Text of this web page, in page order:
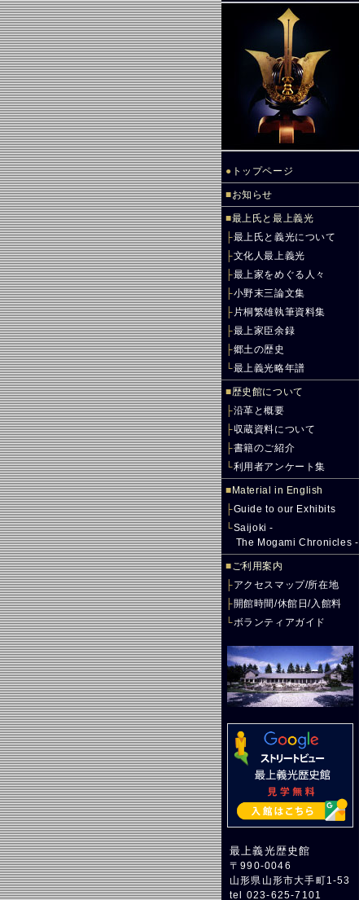
● トップページ
■お知らせ
■最上氏と最上義光
├最上氏と義光について
├文化人最上義光
├最上家をめぐる人々
├小野末三論文集
├ 片桐繁雄執筆資料集
├最上家臣余録
├郷土の歴史
└最上義光略年譜
■歴史館について
├沿革と概要
├収蔵資料について
├書籍のご紹介
└利用者アンケート集
■ Material in English
├Guide to our Exhibits
└Saijoki -
The Mogami Chronicles -
■ご利用案内
├アクセスマップ/所在地
├開館時間/休館日/入館料
└ボランティアガイド
最上義光歴史館
〒990-0046
山形県山形市大手町1-53
tel 023-625-7101